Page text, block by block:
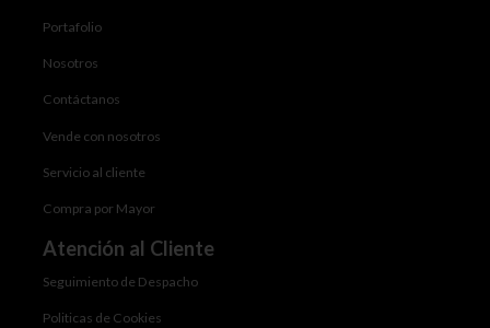
Portafolio
Nosotros
Contáctanos
Vende con nosotros
Servicio al cliente
Compra por Mayor
Atención al Cliente
Seguimiento de Despacho
Politicas de Cookies